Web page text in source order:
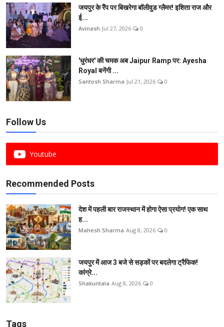
जयपुर के रैंप पर बिखरेगा बॉलीवुड ग्लैमर! इशिता राज और
ई...
Avinash Jul 27, 2026 0
'धुरंधर' की चमक अब Jaipur Ramp पर: Ayesha
Royal बनेंगी ...
Santosh Sharma Jul 21, 2026 0
Follow Us
Youtube
Recommended Posts
देश में पहली बार राजस्थान में होगा ऐसा प्रयोग! एक साथ
ह...
Mahesh Sharma Aug 8, 2026 0
जयपुर में आज 3 बजे से सड़कों पर बदलेगा ट्रैफिक!
कांग्रे...
Shakuntala Aug 8, 2026 0
Tags